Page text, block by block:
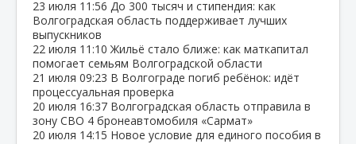
23 июля 11:56 До 300 тысяч и стипендия: как
Волгоградская область поддерживает лучших
выпускников
22 июля 11:10 Жильё стало ближе: как маткапитал
помогает семьям Волгоградской области
21 июля 09:23 В Волгограде погиб ребёнок: идёт
процессуальная проверка
20 июля 16:37 Волгоградская область отправила в
зону СВО 4 бронеавтомобиля «Сармат»
20 июля 14:15 Новое условие для единого пособия в